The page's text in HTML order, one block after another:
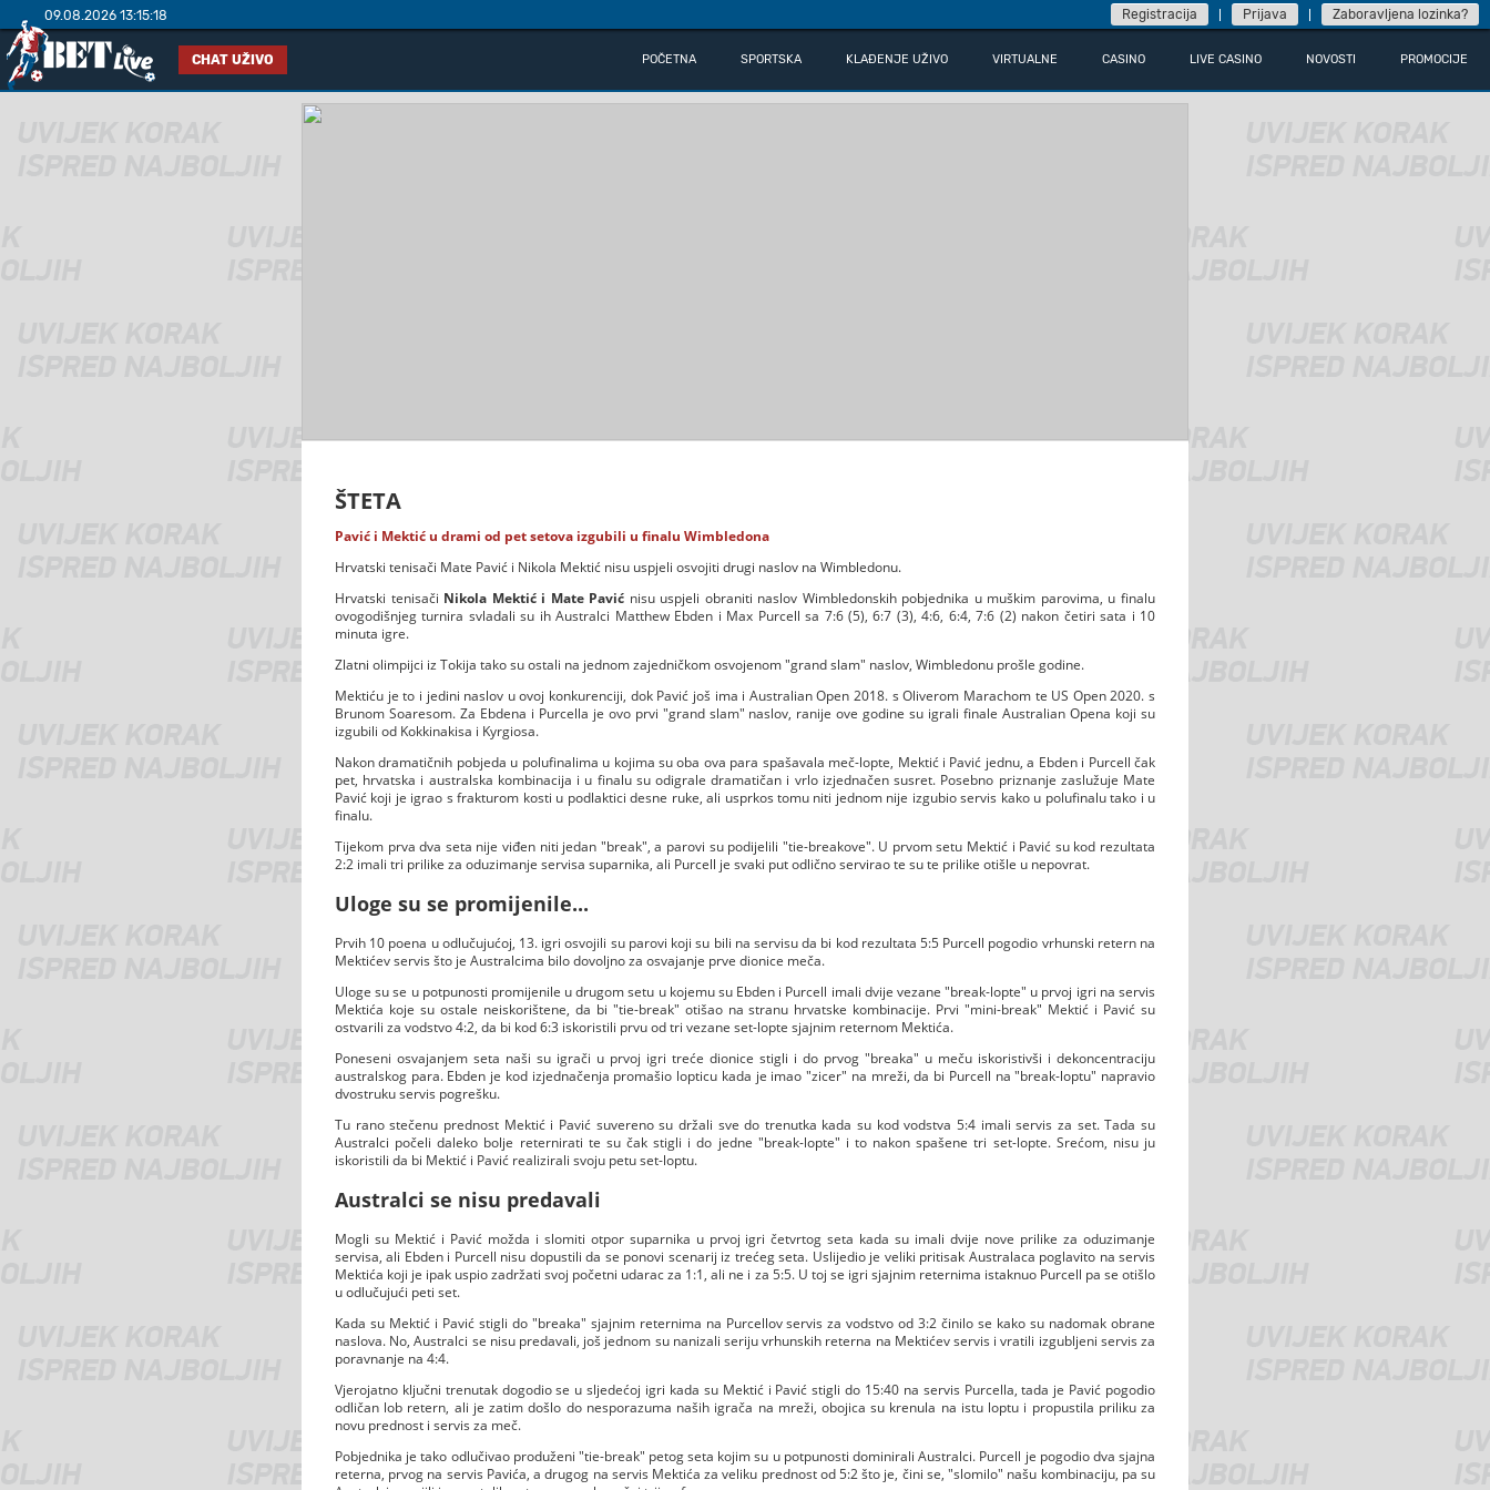
09.08.2026 13:15:18 Registracija Prijava Zaboravljena lozinka?
CHAT UŽIVO POČETNA SPORTSKA KLAĐENJE UŽIVO VIRTUALNE CASINO LIVE CASINO NOVOSTI PROMOCIJE
ŠTETA
Pavić i Mektić u drami od pet setova izgubili u finalu Wimbledona
Hrvatski tenisači Mate Pavić i Nikola Mektić nisu uspjeli osvojiti drugi naslov na Wimbledonu.
Hrvatski tenisači Nikola Mektić i Mate Pavić nisu uspjeli obraniti naslov Wimbledonskih pobjednika u muškim parovima, u finalu
ovogodišnjeg turnira svladali su ih Australci Matthew Ebden i Max Purcell sa 7:6 (5), 6:7 (3), 4:6, 6:4, 7:6 (2) nakon četiri sata i 10
minuta igre.
Zlatni olimpijci iz Tokija tako su ostali na jednom zajedničkom osvojenom "grand slam" naslov, Wimbledonu prošle godine.
Mektiću je to i jedini naslov u ovoj konkurenciji, dok Pavić još ima i Australian Open 2018. s Oliverom Marachom te US Open 2020. s
Brunom Soaresom. Za Ebdena i Purcella je ovo prvi "grand slam" naslov, ranije ove godine su igrali finale Australian Opena koji su
izgubili od Kokkinakisa i Kyrgiosa.
Nakon dramatičnih pobjeda u polufinalima u kojima su oba ova para spašavala meč-lopte, Mektić i Pavić jednu, a Ebden i Purcell čak
pet, hrvatska i australska kombinacija i u finalu su odigrale dramatičan i vrlo izjednačen susret. Posebno priznanje zaslužuje Mate
Pavić koji je igrao s frakturom kosti u podlaktici desne ruke, ali usprkos tomu niti jednom nije izgubio servis kako u polufinalu tako i u
finalu.
Tijekom prva dva seta nije viđen niti jedan "break", a parovi su podijelili "tie-breakove". U prvom setu Mektić i Pavić su kod rezultata
2:2 imali tri prilike za oduzimanje servisa suparnika, ali Purcell je svaki put odlično servirao te su te prilike otišle u nepovrat.
Uloge su se promijenile...
Prvih 10 poena u odlučujućoj, 13. igri osvojili su parovi koji su bili na servisu da bi kod rezultata 5:5 Purcell pogodio vrhunski retern na
Mektićev servis što je Australcima bilo dovoljno za osvajanje prve dionice meča.
Uloge su se u potpunosti promijenile u drugom setu u kojemu su Ebden i Purcell imali dvije vezane "break-lopte" u prvoj igri na servis
Mektića koje su ostale neiskorištene, da bi "tie-break" otišao na stranu hrvatske kombinacije. Prvi "mini-break" Mektić i Pavić su
ostvarili za vodstvo 4:2, da bi kod 6:3 iskoristili prvu od tri vezane set-lopte sjajnim reternom Mektića.
Poneseni osvajanjem seta naši su igrači u prvoj igri treće dionice stigli i do prvog "breaka" u meču iskoristivši i dekoncentraciju
australskog para. Ebden je kod izjednačenja promašio lopticu kada je imao "zicer" na mreži, da bi Purcell na "break-loptu" napravio
dvostruku servis pogrešku.
Tu rano stečenu prednost Mektić i Pavić suvereno su držali sve do trenutka kada su kod vodstva 5:4 imali servis za set. Tada su
Australci počeli daleko bolje reternirati te su čak stigli i do jedne "break-lopte" i to nakon spašene tri set-lopte. Srećom, nisu ju
iskoristili da bi Mektić i Pavić realizirali svoju petu set-loptu.
Australci se nisu predavali
Mogli su Mektić i Pavić možda i slomiti otpor suparnika u prvoj igri četvrtog seta kada su imali dvije nove prilike za oduzimanje
servisa, ali Ebden i Purcell nisu dopustili da se ponovi scenarij iz trećeg seta. Uslijedio je veliki pritisak Australaca poglavito na servis
Mektića koji je ipak uspio zadržati svoj početni udarac za 1:1, ali ne i za 5:5. U toj se igri sjajnim reternima istaknuo Purcell pa se otišlo
u odlučujući peti set.
Kada su Mektić i Pavić stigli do "breaka" sjajnim reternima na Purcellov servis za vodstvo od 3:2 činilo se kako su nadomak obrane
naslova. No, Australci se nisu predavali, još jednom su nanizali seriju vrhunskih reterna na Mektićev servis i vratili izgubljeni servis za
poravnanje na 4:4.
Vjerojatno ključni trenutak dogodio se u sljedećoj igri kada su Mektić i Pavić stigli do 15:40 na servis Purcella, tada je Pavić pogodio
odličan lob retern, ali je zatim došlo do nesporazuma naših igrača na mreži, obojica su krenula na istu loptu i propustila priliku za
novu prednost i servis za meč.
Pobjednika je tako odlučivao produženi "tie-break" petog seta kojim su u potpunosti dominirali Australci. Purcell je pogodio dva sjajna
reterna, prvog na servis Pavića, a drugog na servis Mektića za veliku prednost od 5:2 što je, čini se, "slomilo" našu kombinaciju, pa su